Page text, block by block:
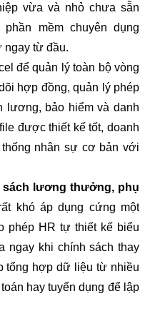
vừa và nhỏ chưa sẵn
mềm chuyên dụng
ngay từ đầu.
để quản lý toàn bộ vòng
hợp đồng, quản lý phép
lương, bảo hiểm và danh
được thiết kế tốt, doanh
nhân sự cơ bản với
sách lương thưởng, phụ
khó áp dụng cứng một
phép HR tự thiết kế biểu
ngay khi chính sách thay
tổng hợp dữ liệu từ nhiều
hay tuyển dụng để lập